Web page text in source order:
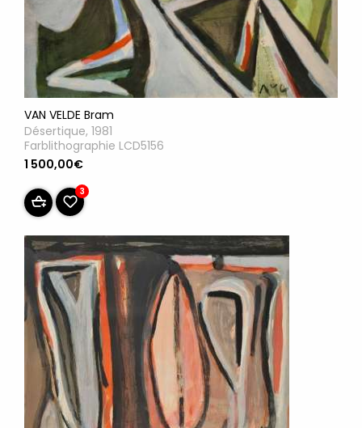
VAN VELDE Bram
Désertique, 1981
Farblithographie LCD5156
1 500,00€
3